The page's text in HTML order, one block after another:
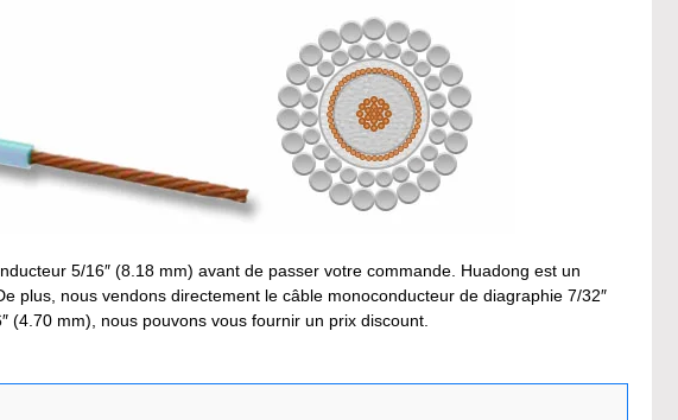
5/16″ (8.18 mm) avant de passer votre commande. Huadong est un
plus, nous vendons directement le câble monoconducteur de diagraphie 7/32″
mm), nous pouvons vous fournir un prix discount.